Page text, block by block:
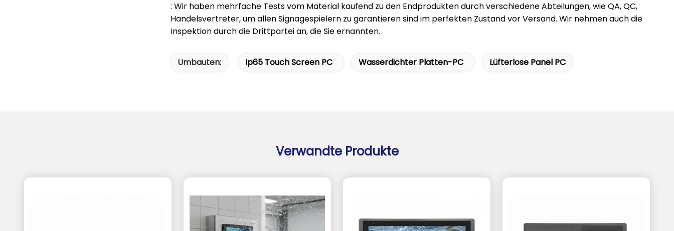
: Wir haben mehrfache Tests vom Material kaufend zu den Endprodukten durch verschiedene Abteilungen, wie QA, QC,
Handelsvertreter, um allen Signagespielern zu garantieren sind im perfekten Zustand vor Versand. Wir nehmen auch die
Inspektion durch die Drittpartei an, die Sie ernannten.
Umbauten: Ip65 Touch Screen PC Wasserdichter Platten-PC Lüfterlose Panel PC
Verwandte Produkte